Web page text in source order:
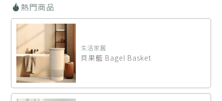
熱門商品
生活家居
貝果籃 Bagel Basket